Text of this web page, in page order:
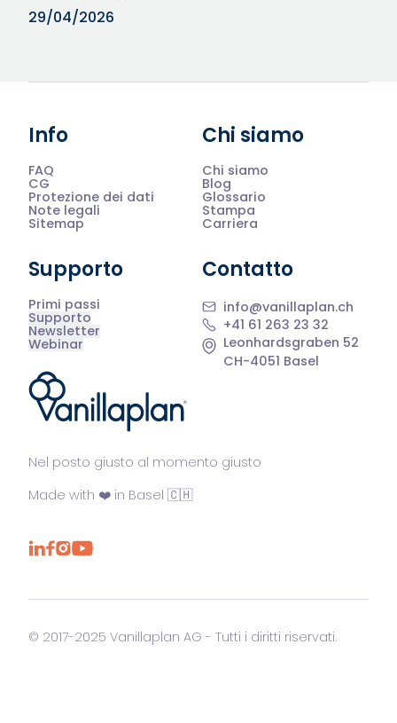
29/04/2026
®
Nel posto giusto al momento giusto
Made with ❤️ in Basel 🇨🇭
Info
FAQ
CG
Protezione dei dati
Note legali
Sitemap
Chi siamo
Chi siamo
Blog
Glossario
Stampa
Carriera
Supporto
Primi passi
Supporto
Newsletter
Webinar
Contatto
info@vanillaplan.ch
+41 61 263 23 32
Leonhardsgraben 52
CH-4051 Basel
© 2017-2025 Vanillaplan AG - Tutti i diritti riservati.